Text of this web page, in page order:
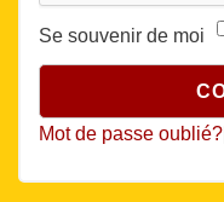
Se souvenir de moi
Mot de passe oublié?